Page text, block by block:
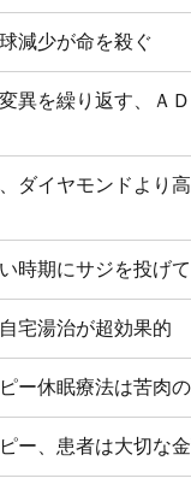
減少が命を殺ぐ
異を繰り返す、Ａ
ダイヤモンドより
時期にサジを投げて
宅湯治が超効果的
ー休眠療法は苦肉
ー、患者は大切な